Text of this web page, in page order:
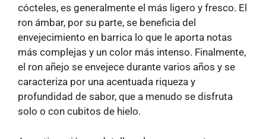
cócteles, es generalmente el más ligero y fresco. El
ron ámbar, por su parte, se beneficia del
envejecimiento en barrica lo que le aporta notas
más complejas y un color más intenso. Finalmente,
el ron añejo se envejece durante varios años y se
caracteriza por una acentuada riqueza y
profundidad de sabor, que a menudo se disfruta
solo o con cubitos de hielo.